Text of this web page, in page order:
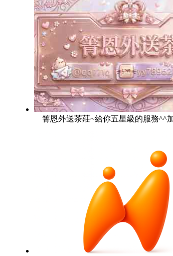
箐恩外送茶莊~給你五星級的服務^^